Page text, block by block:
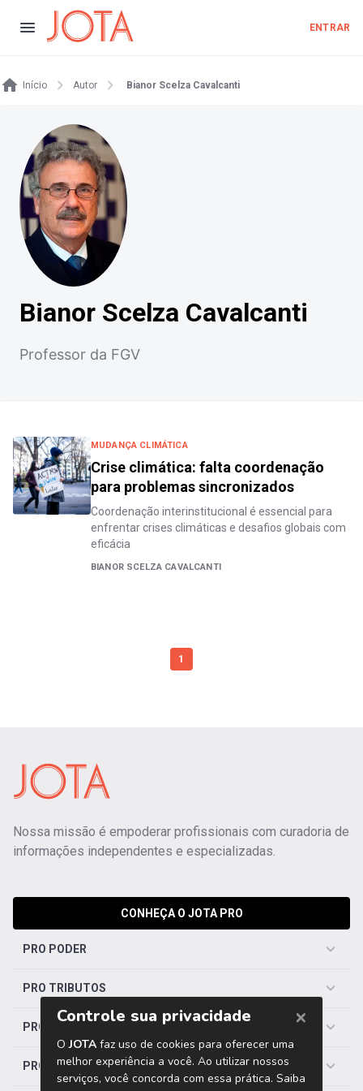
ENTRAR
Início Autor Bianor Scelza Cavalcanti
Bianor Scelza Cavalcanti
Professor da FGV
MUDANÇA CLIMÁTICA
Crise climática: falta coordenação
para problemas sincronizados
Coordenação interinstitucional é essencial para
enfrentar crises climáticas e desafios globais com
eficácia
BIANOR SCELZA CAVALCANTI
1
Nossa missão é empoderar profissionais com curadoria de
informações independentes e especializadas.
CONHEÇA O JOTA PRO
PRO PODER
PRO TRIBUTOS
PRO TRABALHISTA
PRO SAÚDE